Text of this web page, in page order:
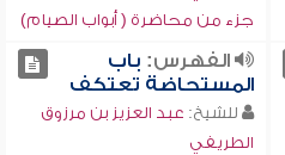
جزء من محاضرة ( أبواب الصيام)
الفهرس: باب
المستحاضة تعتكف
للشيخ: عبد العزيز بن مرزوق
الطريفي